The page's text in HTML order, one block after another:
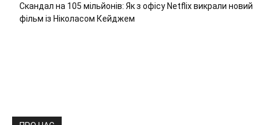
Скандал на 105 мільйонів: Як з офісу Netflix викрали новий
фільм із Ніколасом Кейджем